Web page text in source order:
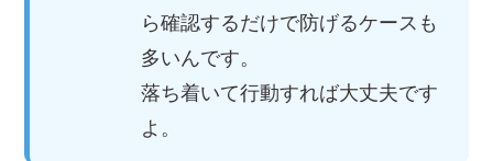
ら確認するだけで防げるケースも
多いんです。
落ち着いて行動すれば大丈夫です
よ。